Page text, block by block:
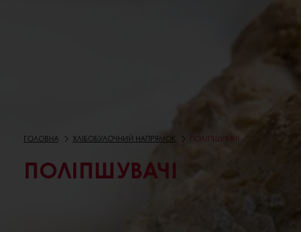
ГОЛОВНА ХЛІБОБУЛОЧНИЙ НАПРЯМОК ПОЛІПШУВАЧІ
ПОЛІПШУВАЧІ